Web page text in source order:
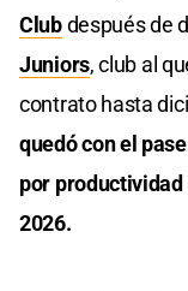
Clubdespués de
Juniors, club al
contrato hasta
quedó con el
por
2026.